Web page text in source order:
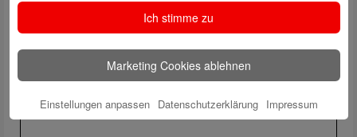
Deine E-Mail-Adresse wird nicht veröffentlicht.
sind mit*markiert
Ich stimme zu
Marketing Cookies ablehnen
Einstellungen anpassen Datenschutzerklärung Impressum